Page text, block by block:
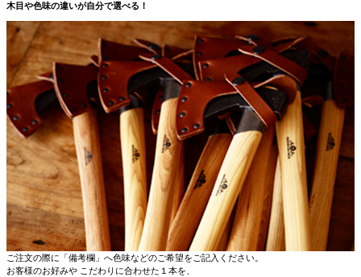
木目や色味の違いが自分で選べる！
ご注文の際に「備考欄」へ色味などのご希望をご記入ください。
お客様のお好みや こだわりに合わせた１本を、